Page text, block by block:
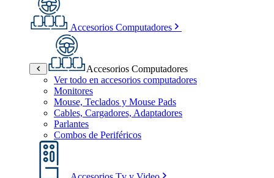
Accesorios Computadores
Accesorios Computadores
Ver todo en accesorios computadores
Monitores
Mouse, Teclados y Mouse Pads
Cables, Cargadores, Adaptadores
Parlantes
Combos de Periféricos